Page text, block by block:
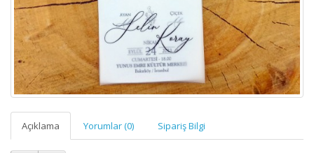
Açıklama Yorumlar (0) Sipariş Bilgi